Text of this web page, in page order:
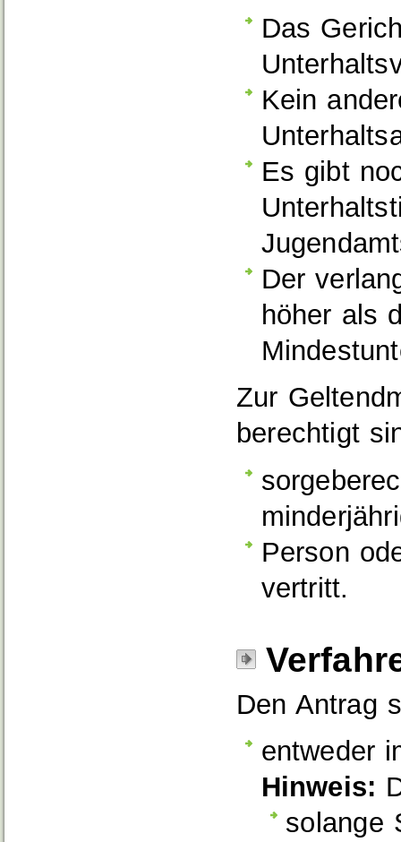
Das
Kein
Es gibt
Der
höher als
Zur
berechtigt
Person
vertritt.
Den Antrag
entweder
Hinweis:
solange